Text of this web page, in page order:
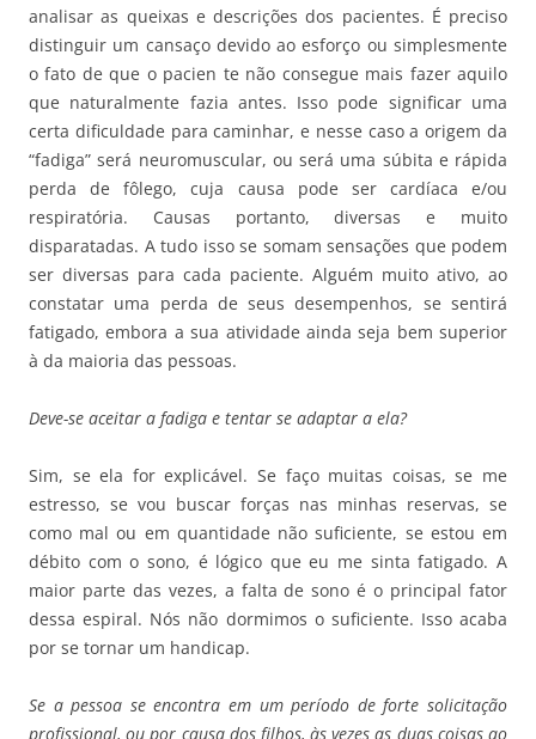
analisar as queixas e descrições dos pacientes. É preciso
distinguir um cansaço devido ao esforço ou simplesmente
o fato de que o pacien te não consegue mais fazer aquilo
que naturalmente fazia antes. Isso pode significar uma
certa dificuldade para caminhar, e nesse caso a origem da
“fadiga” será neuromuscular, ou será uma súbita e rápida
perda de fôlego, cuja causa pode ser cardíaca e/ou
respiratória. Causas portanto, diversas e muito
disparatadas. A tudo isso se somam sensações que podem
ser diversas para cada paciente. Alguém muito ativo, ao
constatar uma perda de seus desempenhos, se sentirá
fatigado, embora a sua atividade ainda seja bem superior
à da maioria das pessoas.
Deve-se aceitar a fadiga e tentar se adaptar a ela?
Sim, se ela for explicável. Se faço muitas coisas, se me
estresso, se vou buscar forças nas minhas reservas, se
como mal ou em quantidade não suficiente, se estou em
débito com o sono, é lógico que eu me sinta fatigado. A
maior parte das vezes, a falta de sono é o principal fator
dessa espiral. Nós não dormimos o suficiente. Isso acaba
por se tornar um handicap.
Se a pessoa se encontra em um período de forte solicitação
profissional, ou por causa dos filhos, às vezes as duas coisas ao